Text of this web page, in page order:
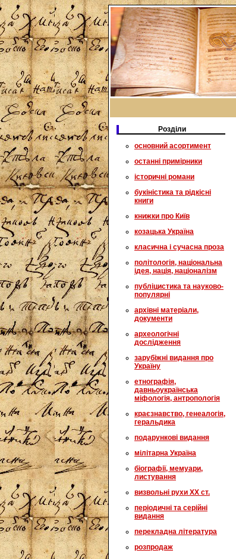
Розділи
основний асортимент
останні примірники
історичні романи
букіністика та рідкісні
книги
книжки про Київ
козацька Україна
класична і сучасна проза
політологія, національна
ідея, нація, націоналізм
публіцистика та науково-
популярні
архівні матеріали,
документи
археологічні
дослідження
зарубіжні видання про
Україну
етнографія,
давньоукраїнська
міфологія, антропологія
краєзнавство, генеалогія,
геральдика
подарункові видання
мілітарна Україна
біографії, мемуари,
листування
визвольні рухи XX ст.
періодичні та серійні
видання
перекладна література
розпродаж